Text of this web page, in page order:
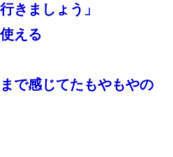
きましょう」
える
で感じてたもやもやの